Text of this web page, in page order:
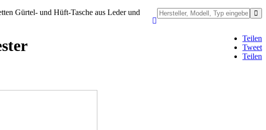
Gürtel- und Hüft-Tasche aus Leder und
Teilen
Tweet
Teilen